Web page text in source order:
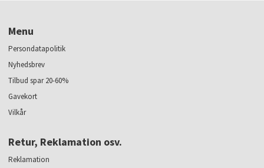
Menu
Persondatapolitik
Nyhedsbrev
Tilbud spar 20-60%
Gavekort
Vilkår
Retur, Reklamation osv.
Reklamation